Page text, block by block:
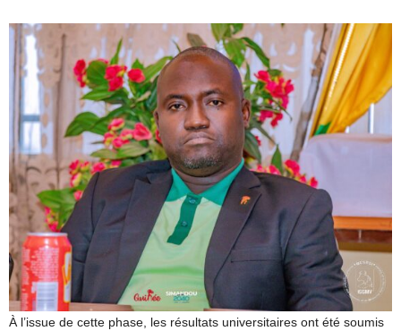
À l’issue de cette phase, les résultats universitaires ont été soumis